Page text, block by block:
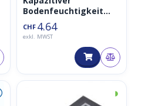
Bodenfeuchtigkeit
Sensor v1.2
CHF 4.64
exkl. MWST
◑